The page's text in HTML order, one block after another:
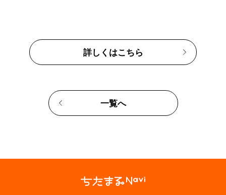
詳しくはこちら
一覧へ